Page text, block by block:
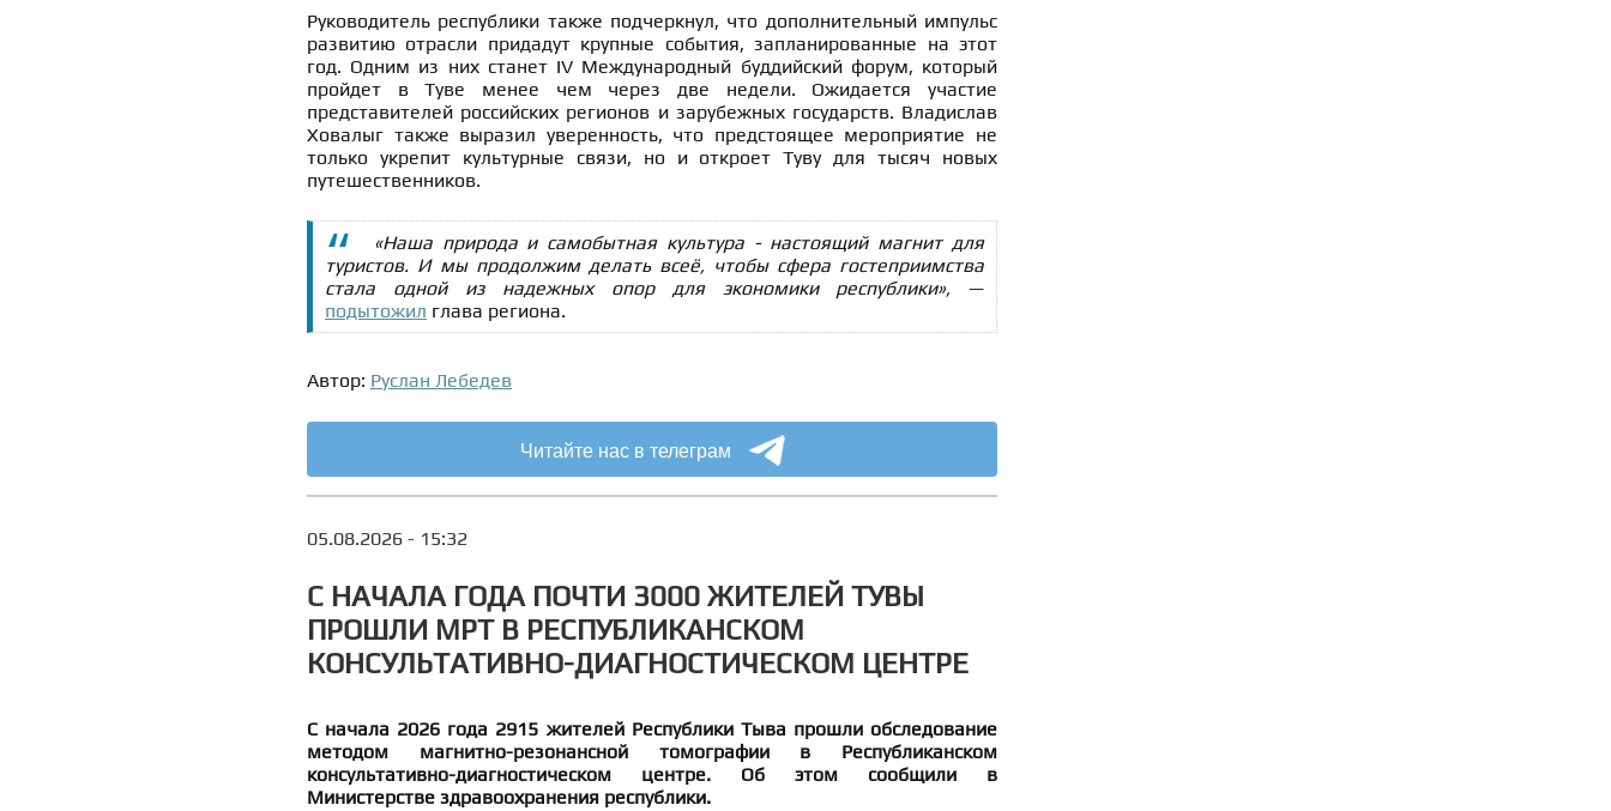
Руководитель республики также подчеркнул, что дополнительный импульс
развитию отрасли придадут крупные события, запланированные на этот
год. Одним из них станет IV Международный буддийский форум, который
пройдет в Туве менее чем через две недели. Ожидается участие
представителей российских регионов и зарубежных государств. Владислав
Ховалыг также выразил уверенность, что предстоящее мероприятие не
только укрепит культурные связи, но и откроет Туву для тысяч новых
путешественников.
«Наша природа и самобытная культура - настоящий магнит для
туристов. И мы продолжим делать всеё, чтобы сфера гостеприимства
стала одной из надежных опор для экономики республики», —
подытожил глава региона.
Автор: Руслан Лебедев
Читайте нас в телеграм
05.08.2026 - 15:32
С НАЧАЛА ГОДА ПОЧТИ 3000 ЖИТЕЛЕЙ ТУВЫ
ПРОШЛИ МРТ В РЕСПУБЛИКАНСКОМ
КОНСУЛЬТАТИВНО-ДИАГНОСТИЧЕСКОМ ЦЕНТРЕ
С начала 2026 года 2915 жителей Республики Тыва прошли обследование
методом магнитно-резонансной томографии в Республиканском
консультативно-диагностическом центре. Об этом сообщили в
Министерстве здравоохранения республики.